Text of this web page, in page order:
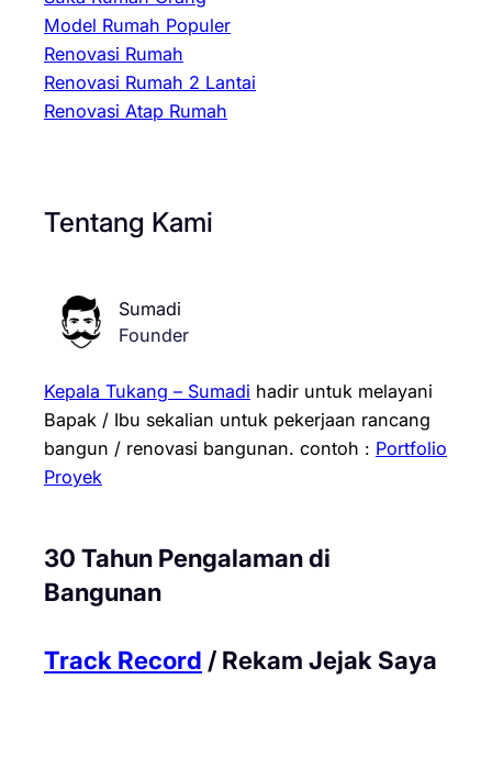
Model Rumah Populer
Renovasi Rumah
Renovasi Rumah 2 Lantai
Renovasi Atap Rumah
Tentang Kami
Sumadi
Founder
Kepala Tukang – Sumadi hadir untuk melayani
Bapak / Ibu sekalian untuk pekerjaan rancang
bangun / renovasi bangunan. contoh : Portfolio
Proyek
30 Tahun Pengalaman di
Bangunan
Track Record / Rekam Jejak Saya